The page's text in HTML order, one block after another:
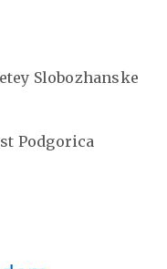
Slobozhanske
Podgorica